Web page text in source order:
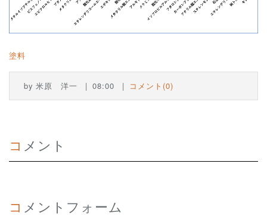
塗料
by 米原 洋一 08:00 コメント(0)
コメント
コメントフォーム